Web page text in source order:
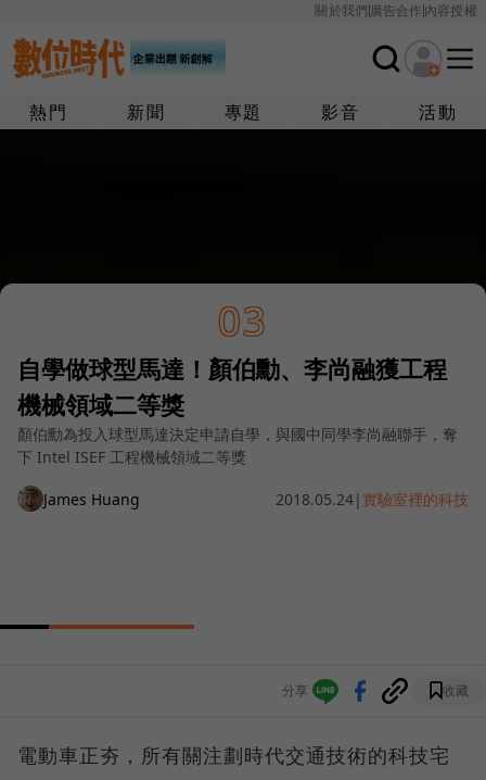
關於我們廣告合作內容授權
熱門 新聞 專題 影音 活動
03
自學做球型馬達！顏伯勳、李尚融獲工程
機械領域二等獎
顏伯勳為投入球型馬達決定申請自學，與國中同學李尚融聯手，奪
下 Intel ISEF 工程機械領域二等獎
James Huang 2018.05.24| 實驗室裡的科技
分享 收藏
電動車正夯，所有關注劃時代交通技術的科技宅